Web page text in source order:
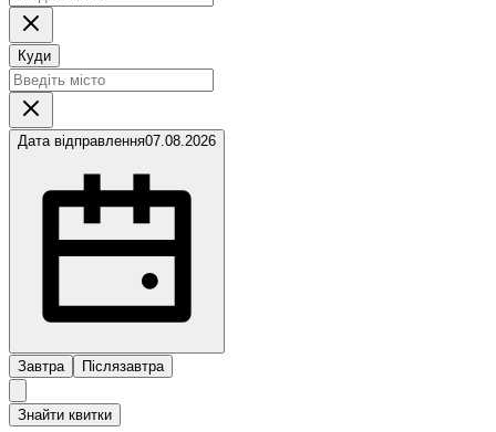
Куди
Дата відправлення07.08.2026
Завтра Післязавтра
Знайти квитки